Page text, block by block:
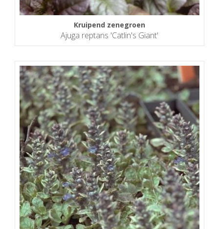
Kruipend zenegroen
Ajuga reptans 'Catlin's Giant'